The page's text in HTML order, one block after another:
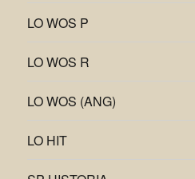
LO WOS P
LO WOS R
LO WOS (ANG)
LO HIT